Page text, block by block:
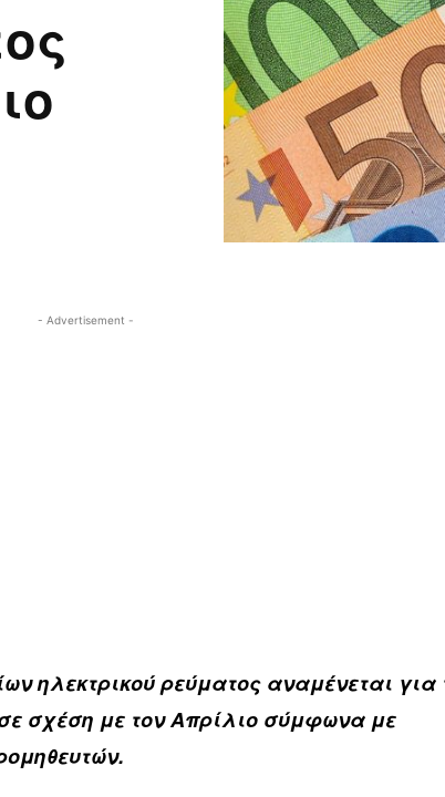
- Advertisement -
ηλεκτρικού ρεύματος αναμένεται για
σχέση με τον Απρίλιο σύμφωνα με